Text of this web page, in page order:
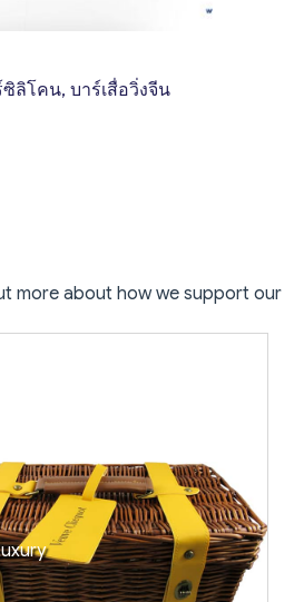
ซิลิโคน, บาร์เสื่อวิ่งจีน
more about how we support our